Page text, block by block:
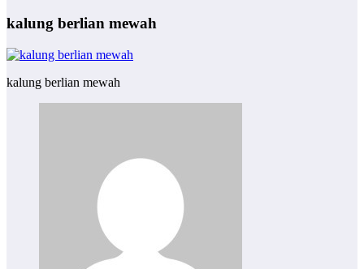
kalung berlian mewah
kalung berlian mewah